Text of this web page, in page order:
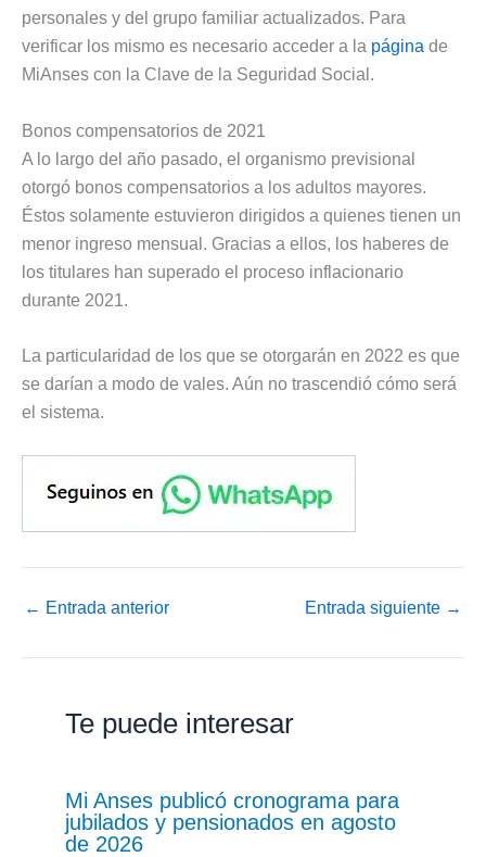
personales y del grupo familiar actualizados. Para
verificar los mismo es necesario acceder a la página de
MiAnses con la Clave de la Seguridad Social.
Bonos compensatorios de 2021
A lo largo del año pasado, el organismo previsional
otorgó bonos compensatorios a los adultos mayores.
Éstos solamente estuvieron dirigidos a quienes tienen un
menor ingreso mensual. Gracias a ellos, los haberes de
los titulares han superado el proceso inflacionario
durante 2021.
La particularidad de los que se otorgarán en 2022 es que
se darían a modo de vales. Aún no trascendió cómo será
el sistema.
← Entrada anterior Entrada siguiente →
Te puede interesar
Mi Anses publicó cronograma para
jubilados y pensionados en agosto
de 2026